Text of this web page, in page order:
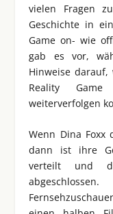
vielen Fragen
Geschichte in
Game on- wie
gab es vor,
Hinweise
Reality
weiterverfolgen
Wenn Dina Foxx
dann ist ihre
verteilt und